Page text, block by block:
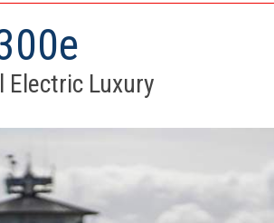
Electric Luxury